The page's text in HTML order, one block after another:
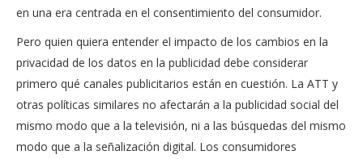
en una era centrada en el consentimiento del consumidor.
Pero quien quiera entender el impacto de los cambios en la
privacidad de los datos en la publicidad debe considerar
primero qué canales publicitarios están en cuestión. La ATT y
otras políticas similares no afectarán a la publicidad social del
mismo modo que a la televisión, ni a las búsquedas del mismo
modo que a la señalización digital. Los consumidores